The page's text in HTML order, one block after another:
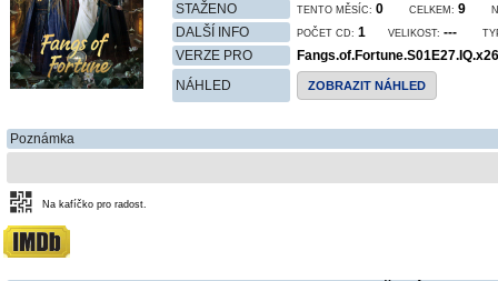
STAŽENO TENTO MĚSÍC: 0 CELKEM: 9
DALŠÍ INFO POČET CD: 1 VELIKOST: ---
VERZE PRO
NÁHLED
ZOBRAZIT NÁHLED
Poznámka
Na kafíčko pro radost.